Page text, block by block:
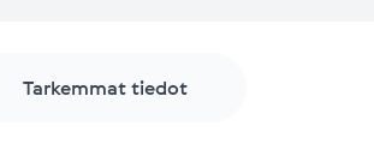
Tarkemmat tiedot